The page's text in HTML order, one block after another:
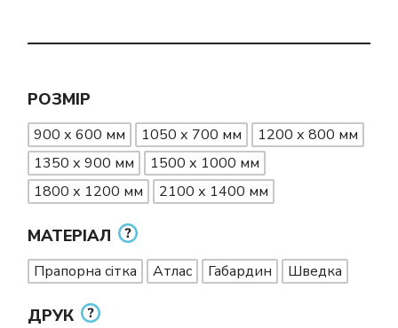
РОЗМІР
900 х 600 мм 1050 х 700 мм
1200 х 800 мм
1350 х 900 мм
1500 х 1000 мм
1800 х 1200 мм
2100 х 1400 мм
МАТЕРІАЛ
Прапорна сітка Атлас Габардин Шведка
ДРУК